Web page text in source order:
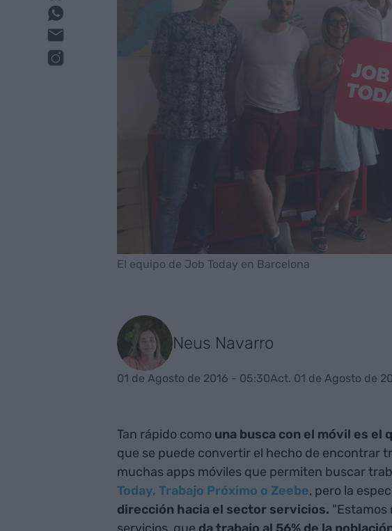
El equipo de Job Today en Barcelona
Neus Navarro
01 de Agosto de 2016 - 05:30Act. 01 de Agosto de
Tan rápido como una busca con el móvil es el
que se puede convertir el hecho de encontrar
muchas apps móviles que permiten buscar
Today, Trabajo Próximo o Zeebe, pero la
dirección hacia el sector servicios. "Estamos